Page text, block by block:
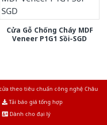
Cửa Gỗ Chống Cháy MDF
Veneer P1G1 Sồi-SGD
theo tiêu chuẩn công nghệ Châu
Tải báo giá tổng hợp
Dành cho đại lý